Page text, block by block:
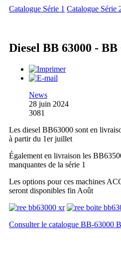
Catalogue Série 1 Catalogue Série
Diesel BB 63000 - BB
News
28 juin 2024
3081
Les diesel BB63000 sont en
à partir du 1er juillet
Également en livraison les
manquantes de la série 1
Les options pour ces machines
seront disponibles fin Août
Consulter le catalogue BB-63000